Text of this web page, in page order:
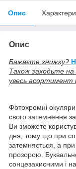
Опис
Опис
Бажаєте знижку?
Також заходьте
увесь асортимент
Фотохромні
свого затемнення
Ви зможете
дня, тому що при
затемняється, а при
прозорою.
сонцезахисними і